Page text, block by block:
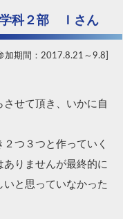
科２部 Ｉさん
加期間：2017.8.21～9.8
せて頂き、いかに自
つ３つと作っていく
ありませんが最終的に
と思っていなかった